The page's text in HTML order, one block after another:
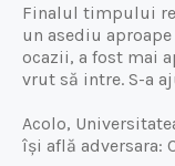
Finalul timpului
un asediu
ocazii, a fost mai
vrut să intre. S-a
Acolo,
își află adversara: